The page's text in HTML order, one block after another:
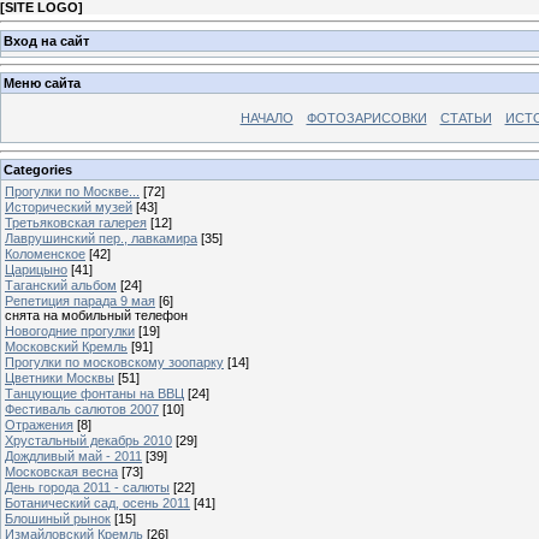
[SITE LOGO]
Вход на сайт
Меню сайта
НАЧАЛО ФОТОЗАРИСОВКИ СТАТЬИ
Categories
Прогулки по Москве...
[72]
Исторический музей [43]
Третьяковская галерея [12]
Лаврушинский пер., лавкамира [35]
Коломенское [42]
Царицыно [41]
Таганский альбом [24]
Репетиция парада 9 мая [6]
снята на мобильный телефон
Новогодние прогулки [19]
Московский Кремль [91]
Прогулки по московскому зоопарку [14]
Цветники Москвы [51]
Танцующие фонтаны на ВВЦ [24]
Фестиваль салютов 2007 [10]
Отражения [8]
Хрустальный декабрь 2010 [29]
Дождливый май - 2011 [39]
Московская весна [73]
День города 2011 - салюты [22]
Ботанический сад, осень 2011 [41]
Блошиный рынок [15]
Измайловский Кремль [26]